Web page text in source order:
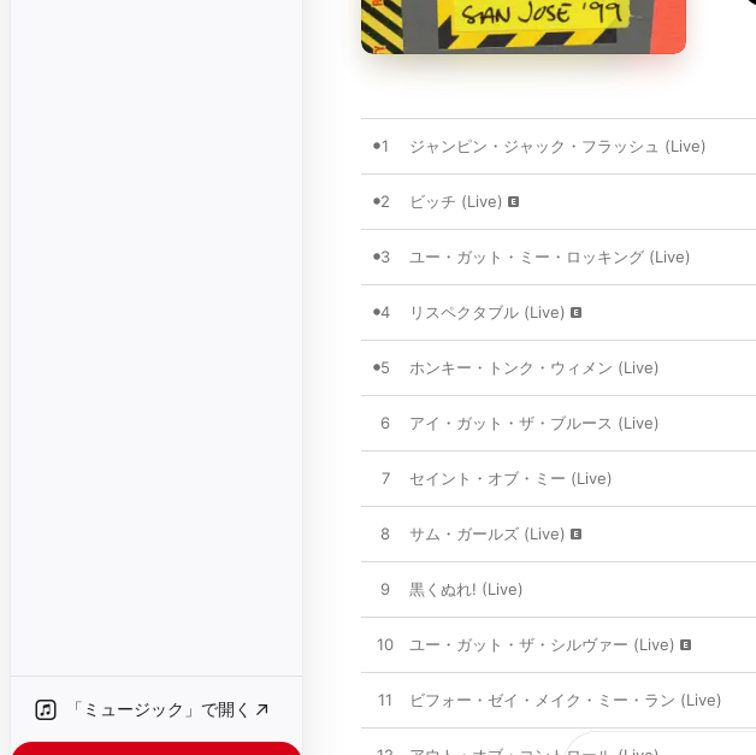
「ミュージック」で開く
1 ジャンピン・ジャック・フラッシュ (Live)
2 ビッチ (Live)
3 ユー・ガット・ミー・ロッキング (Live)
4 リスペクタブル (Live)
5 ホンキー・トンク・ウィメン (Live)
6 アイ・ガット・ザ・ブルース (Live)
7 セイント・オブ・ミー (Live)
8 サム・ガールズ (Live)
9 黒くぬれ! (Live)
10 ユー・ガット・ザ・シルヴァー (Live)
11 ビフォー・ゼイ・メイク・ミー・ラン (Live)